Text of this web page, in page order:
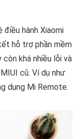
điều hành Xiaomi
hỗ trợ phần mềm
còn khá nhiều lỗi và
cũ. Ví dụ như
dụng Mi Remote.